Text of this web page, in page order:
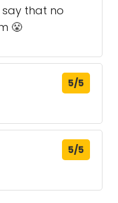
that no
😤
5/5
5/5